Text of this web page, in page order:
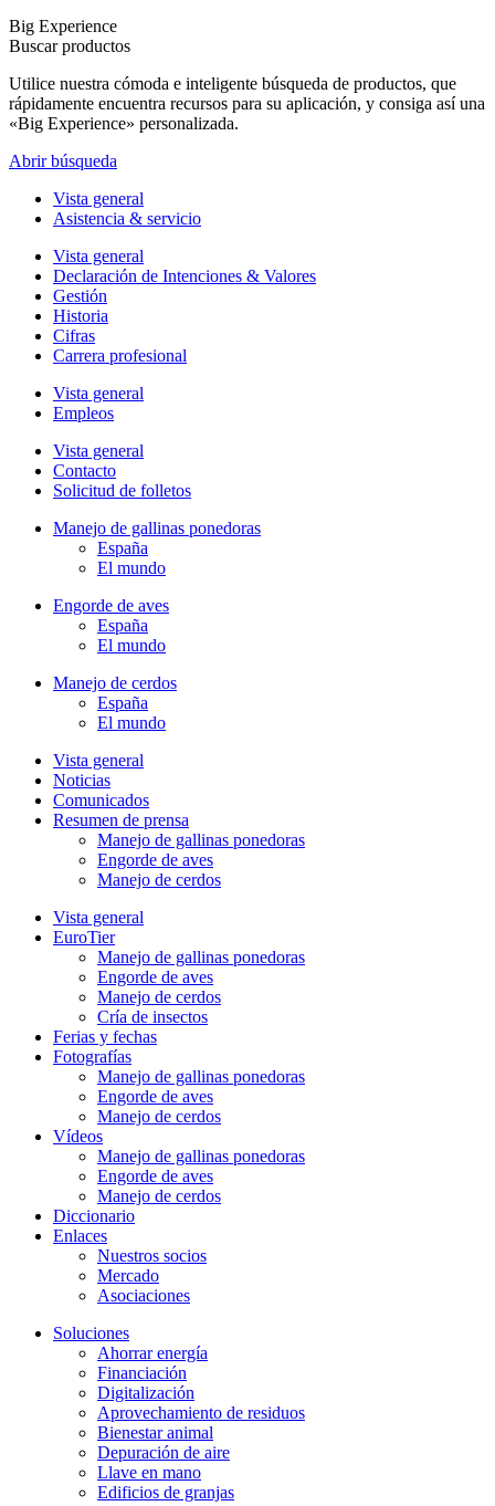
Big Experience
Buscar productos
Utilice nuestra cómoda e inteligente búsqueda de productos, que
rápidamente encuentra recursos para su aplicación, y consiga así una
«Big Experience» personalizada.
Abrir búsqueda
Vista general
Asistencia & servicio
Vista general
Declaración de Intenciones & Valores
Gestión
Historia
Cifras
Carrera profesional
Vista general
Empleos
Vista general
Contacto
Solicitud de folletos
Manejo de gallinas ponedoras
España
El mundo
Engorde de aves
España
El mundo
Manejo de cerdos
España
El mundo
Vista general
Noticias
Comunicados
Resumen de prensa
Manejo de gallinas ponedoras
Engorde de aves
Manejo de cerdos
Vista general
EuroTier
Manejo de gallinas ponedoras
Engorde de aves
Manejo de cerdos
Cría de insectos
Ferias y fechas
Fotografías
Manejo de gallinas ponedoras
Engorde de aves
Manejo de cerdos
Vídeos
Manejo de gallinas ponedoras
Engorde de aves
Manejo de cerdos
Diccionario
Enlaces
Nuestros socios
Mercado
Asociaciones
Soluciones
Ahorrar energía
Financiación
Digitalización
Aprovechamiento de residuos
Bienestar animal
Depuración de aire
Llave en mano
Edificios de granjas